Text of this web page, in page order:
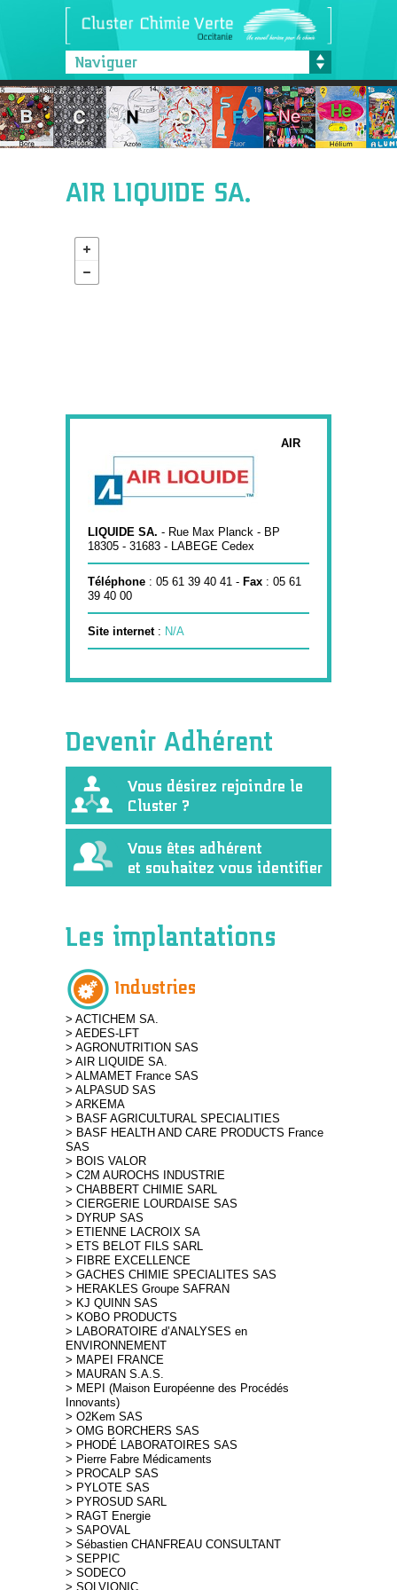
Naviguer
AIR LIQUIDE SA.
AIR
LIQUIDE SA. - Rue Max Planck - BP
18305 - 31683 - LABEGE Cedex
Téléphone : 05 61 39 40 41 - Fax : 05 61
39 40 00
Site internet: N/A
Devenir Adhérent
Vous désirez rejoindre le
Cluster ?
Vous êtes adhérent
et souhaitez vous identifier
Les implantations
Industries
> ACTICHEM SA.
> AEDES-LFT
> AGRONUTRITION SAS
> AIR LIQUIDE SA.
> ALMAMET France SAS
> ALPASUD SAS
> ARKEMA
> BASF AGRICULTURAL SPECIALITIES
> BASF HEALTH AND CARE PRODUCTS France
SAS
> BOIS VALOR
> C2M AUROCHS INDUSTRIE
> CHABBERT CHIMIE SARL
> CIERGERIE LOURDAISE SAS
> DYRUP SAS
> ETIENNE LACROIX SA
> ETS BELOT FILS SARL
> FIBRE EXCELLENCE
> GACHES CHIMIE SPECIALITES SAS
> HERAKLES Groupe SAFRAN
> KJ QUINN SAS
> KOBO PRODUCTS
> LABORATOIRE d’ANALYSES en
ENVIRONNEMENT
> MAPEI FRANCE
> MAURAN S.A.S.
> MEPI (Maison Européenne des Procédés
Innovants)
> O2Kem SAS
> OMG BORCHERS SAS
> PHODÉ LABORATOIRES SAS
> Pierre Fabre Médicaments
> PROCALP SAS
> PYLOTE SAS
> PYROSUD SARL
> RAGT Energie
> SAPOVAL
> Sébastien CHANFREAU CONSULTANT
> SEPPIC
> SODECO
> SOLVIONIC